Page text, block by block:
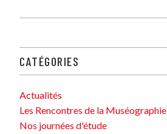
CATÉGORIES
Actualités
Les Rencontres de la Muséographie
Nos journées d'étude